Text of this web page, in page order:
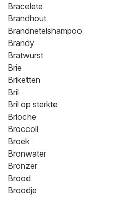
Bracelete
Brandhout
Brandnetelshampoo
Brandy
Bratwurst
Brie
Briketten
Bril
Bril op sterkte
Brioche
Broccoli
Broek
Bronwater
Bronzer
Brood
Broodje